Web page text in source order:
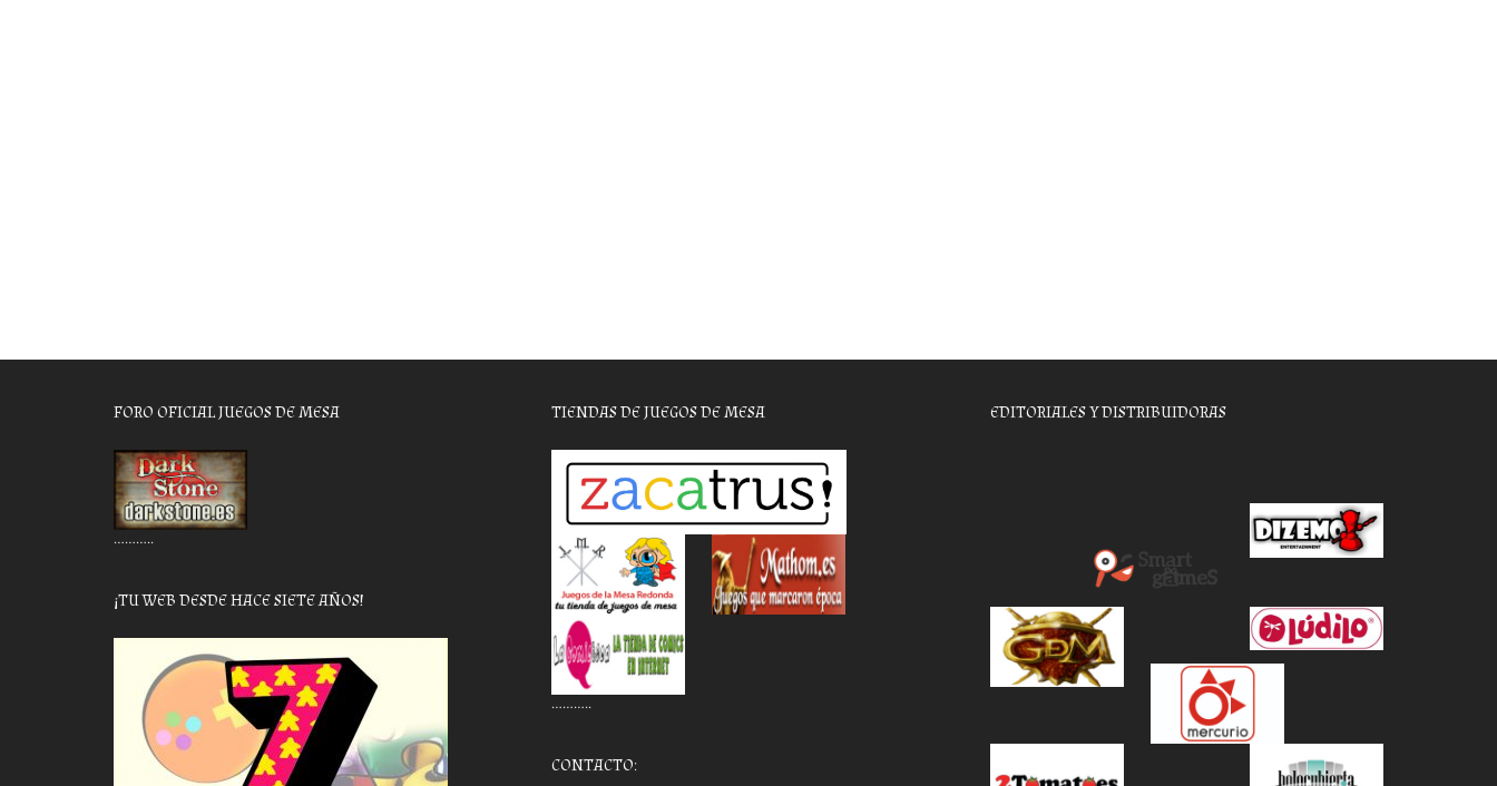
FORO OFICIAL JUEGOS DE MESA
………..
¡TU WEB DESDE HACE SIETE AÑOS!
TIENDAS DE JUEGOS DE MESA
………..
CONTACTO:
EDITORIALES Y DISTRIBUIDORAS